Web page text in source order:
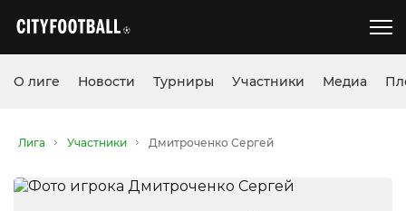
О лиге Новости Турниры Участники Медиа
Лига Участники Дмитроченко Сергей